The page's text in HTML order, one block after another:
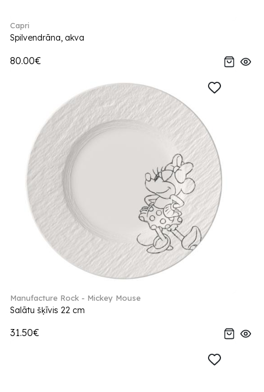
Capri
Spilvendrāna, akva
80.00€
Manufacture Rock - Mickey Mouse
Salātu šķīvis 22 cm
31.50€